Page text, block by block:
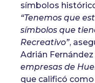
símbolos
“Tenemos que
símbolos que
Recreativo”,
Adrián
empresas de
que calificó como